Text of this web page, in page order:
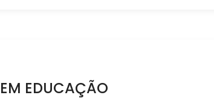
EDUCAÇÃO